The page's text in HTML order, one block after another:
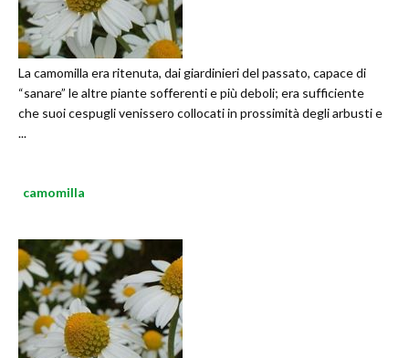
La camomilla era ritenuta, dai giardinieri del passato, capace di
“sanare” le altre piante sofferenti e più deboli; era sufficiente
che suoi cespugli venissero collocati in prossimità degli arbusti e
...
camomilla